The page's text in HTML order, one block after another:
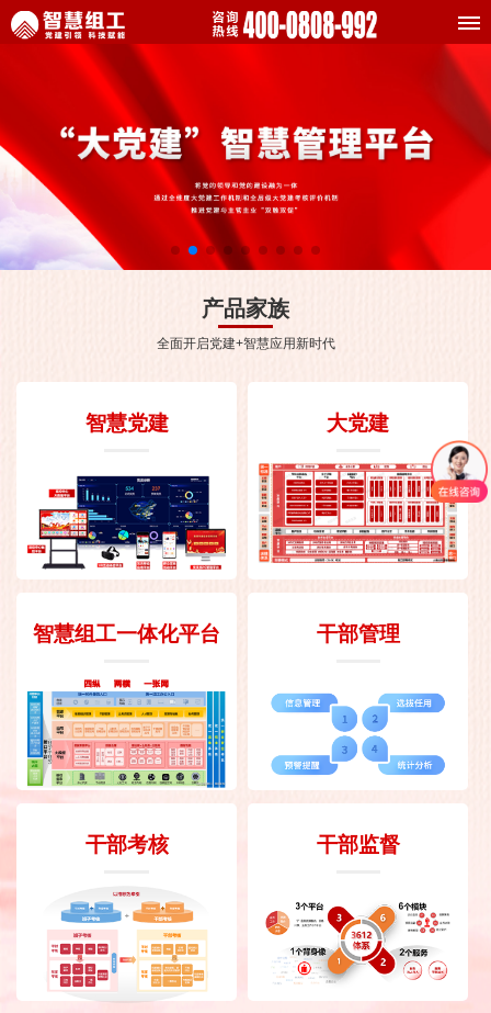
产品家族
全面开启党建+智慧应用新时代
智慧党建 大党建
智慧组工一体化平台 干部管理
干部考核 干部监督